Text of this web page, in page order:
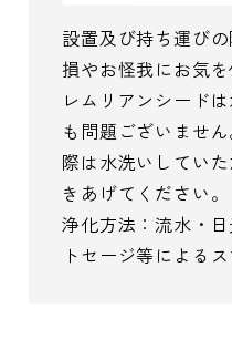
設置及び持ち運び
損やお怪我にお気を
レムリアンシード
も問題ございませ
際は水洗いしてい
きあげてください。
浄化方法：流水・
トセージ等による